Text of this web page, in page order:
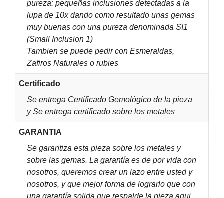
pureza: pequeñas inclusiones detectadas a la
lupa de 10x dando como resultado unas gemas
muy buenas con una pureza denominada SI1
(Small Inclusion 1)
Tambien se puede pedir con Esmeraldas,
Zafiros Naturales o rubies
Certificado
Se entrega Certificado Gemológico de la pieza
y Se entrega certificado sobre los metales
GARANTIA
Se garantiza esta pieza sobre los metales y
sobre las gemas. La garantía es de por vida con
nosotros, queremos crear un lazo entre usted y
nosotros, y que mejor forma de lograrlo que con
una garantía solida que respalde la pieza aqui